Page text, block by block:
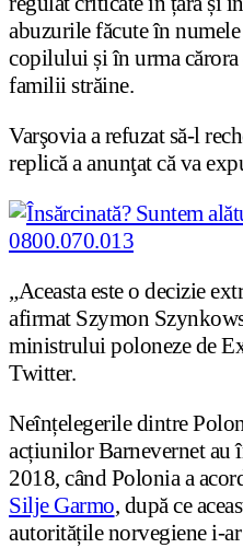
abuzurile făcute în
copilului și în urma cărora
familii străine.
Varşovia a refuzat să-l
replică a anunţat că va
„Aceasta este o decizie
afirmat Szymon
ministrului poloneze de
Twitter.
Neînțelegerile dintre
acțiunilor Barnevernet au
2018, când Polonia a
Silje Garmo, după ce
autoritățile norvegiene i-